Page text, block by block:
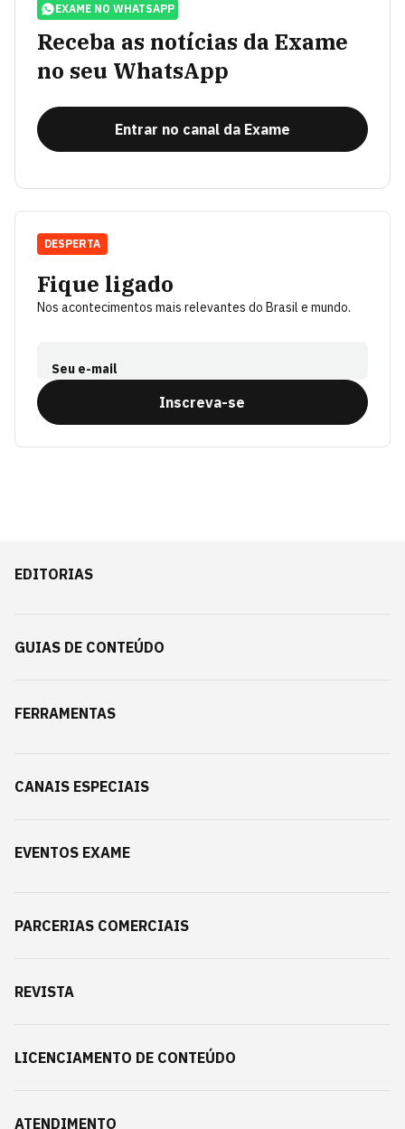
EXAME NO WHATSAPP
Receba as notícias da Exame
no seu WhatsApp
Entrar no canal da Exame
Fique ligado
Nos acontecimentos mais relevantes do Brasil e mundo.
Seu e-mail
Inscreva-se
DESPERTA
EDITORIAS
GUIAS DE CONTEÚDO
FERRAMENTAS
CANAIS ESPECIAIS
EVENTOS EXAME
PARCERIAS COMERCIAIS
REVISTA
LICENCIAMENTO DE CONTEÚDO
ATENDIMENTO